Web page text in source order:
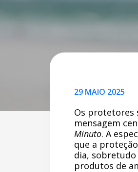
29 MAIO 2025
Os protetores
mensagem
Minuto. A
que a
dia, sobretudo
produtos de